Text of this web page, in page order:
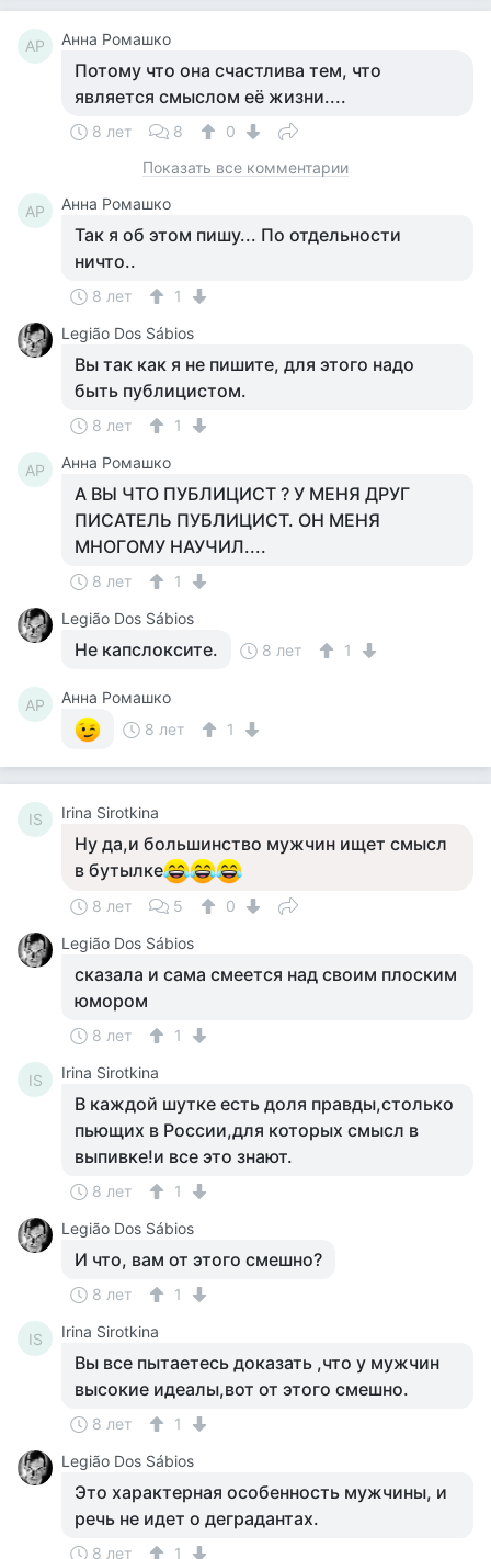
АР Анна Ромашко
Потому что она счастлива тем, что
является смыслом её жизни....
8 лет 8
0
Показать все комментарии
АР Анна Ромашко
Так я об этом пишу... По отдельности
ничто..
8 лет
1
Legião Dos Sábios
Вы так как я не пишите, для этого надо
быть публицистом.
8 лет 1
АР Анна Ромашко
А ВЫ ЧТО ПУБЛИЦИСТ ? У МЕНЯ ДРУГ
ПИСАТЕЛЬ ПУБЛИЦИСТ. ОН МЕНЯ
МНОГОМУ НАУЧИЛ....
8 лет
1
Legião Dos Sábios
Не капслоксите. 8 лет 1
АР
Анна Ромашко
8 лет
1
IS Irina Sirotkina
Ну да,и большинство мужчин ищет смысл
в бутылке
8 лет 5
0
Legião Dos Sábios
сказала и сама смеется над своим плоским
юмором
8 лет 1
IS Irina Sirotkina
В каждой шутке есть доля правды,столько
пьющих в России,для которых смысл в
выпивке!и все это знают.
8 лет
1
Legião Dos Sábios
И что, вам от этого смешно?
8 лет 1
IS Irina Sirotkina
Вы все пытаетесь доказать ,что у мужчин
высокие идеалы,вот от этого смешно.
8 лет
1
Legião Dos Sábios
Это характерная особенность мужчины, и
речь не идет о деградантах.
8 лет 1